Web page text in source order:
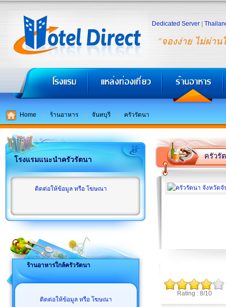
"จองง่าย ไม่ผ่าน
Dedicated Server
Home ร้านอาหาร จันทบุรี ครัวรัตนา
โรงแรมแนะนำครัวรัตนา
ติดต่อให้ข้อมูล หรือ โฆษณา
ร้านอาหารใกล้ครัวรัตนา
ติดต่อให้ข้อมูล หรือ โฆษณา
ครัวรั
Rating : 8/10